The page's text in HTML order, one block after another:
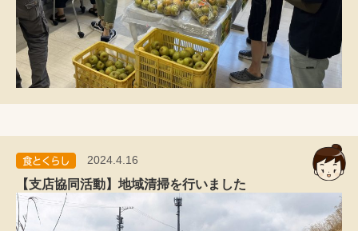
2024.4.16
【支店協同活動】地域清掃を行いました